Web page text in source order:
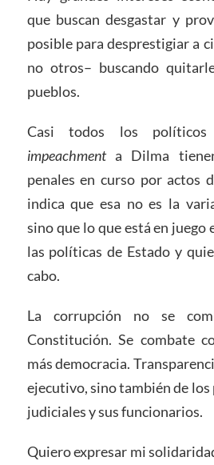
que buscan desgastar y
posible para desprestigiar a
no otros– buscando
pueblos.
Casi todos los
impeachmenta Dilma
penales en curso por actos
indica que esa no es la
sino que lo que está en juego
las políticas de Estado y
cabo.
La corrupción no se
Constitución. Se combate
más democracia.
ejecutivo, sino también de los
judiciales y sus funcionarios.
Quiero expresar mi